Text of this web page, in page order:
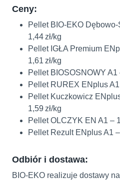
Ceny:
Pellet BIO‑EKO
1,44 zł/kg
Pellet IGŁA Premium
1,61 zł/kg
Pellet BIOSOSNOWY A1
Pellet RUREX ENplus
Pellet Kuczkowicz
1,59 zł/kg
Pellet OLCZYK EN A1 –
Pellet Rezult ENplus A1
Odbiór i dostawa:
BIO‑EKO realizuje dostawy